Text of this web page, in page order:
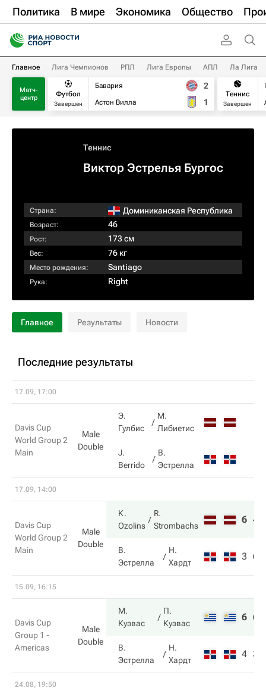
Политика В мире Экономика Общество
Главное Лига Чемпионов РПЛ Лига Европы АПЛ Ла Лига
Матч-
центр
Футбол
Завершен
Бавария
Астон Вилла
2
1
Теннис
Завершен
Теннис
Виктор Эстрелья Бургос
Страна: Доминиканская Республика
Возраст: 46
Рост: 173 см
Вес: 76 кг
Место рождения: Santiago
Рука: Right
Главное Результаты Новости
Последние результаты
17.09, 17:00
Davis Cup
World Group 2
Main
Male
Double
Э.
Гулбис
М.
Либиетис
J.
Berrido
В.
Эстрелла
17.09, 14:00
Davis Cup
World Group 2
Main
Male
Double
K.
Ozolins
R.
Strombachs
6 4
В.
Эстрелла
Н.
Хардт
3 6
15.09, 16:15
Davis Cup
Group 1 -
Americas
Male
Double
М.
Куэвас
П.
Куэвас
6 6
В.
Эстрелла
Н.
Хардт
4 3
24.08, 19:50